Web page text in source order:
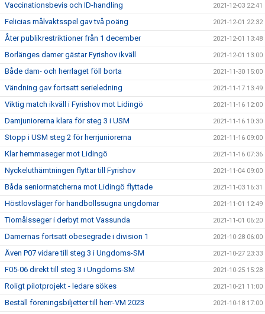
Vaccinationsbevis och ID-handling 2021-12-03 22:41
Felicias målvaktsspel gav två poäng 2021-12-01 22:32
Åter publikrestriktioner från 1 december 2021-12-01 13:48
Borlänges damer gästar Fyrishov ikväll 2021-12-01 13:00
Både dam- och herrlaget föll borta 2021-11-30 15:00
Vändning gav fortsatt serieledning 2021-11-17 13:49
Viktig match ikväll i Fyrishov mot Lidingö 2021-11-16 12:00
Damjuniorerna klara för steg 3 i USM 2021-11-16 10:30
Stopp i USM steg 2 för herrjuniorerna 2021-11-16 09:00
Klar hemmaseger mot Lidingö 2021-11-16 07:36
Nyckeluthämtningen flyttar till Fyrishov 2021-11-04 09:00
Båda seniormatcherna mot Lidingö flyttade 2021-11-03 16:31
Höstlovsläger för handbollssugna ungdomar 2021-11-01 12:49
Tiomålsseger i derbyt mot Vassunda 2021-11-01 06:20
Damernas fortsatt obesegrade i division 1 2021-10-28 06:00
Även P07 vidare till steg 3 i Ungdoms-SM 2021-10-27 23:33
F05-06 direkt till steg 3 i Ungdoms-SM 2021-10-25 15:28
Roligt pilotprojekt - ledare sökes 2021-10-21 11:00
Beställ föreningsbiljetter till herr-VM 2023 2021-10-18 17:00